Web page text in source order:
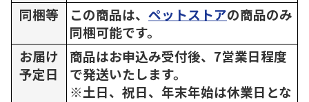
同梱等
この商品は、 ペットストアの商品のみ
同梱可能です。
お届け
予定日
商品はお申込み受付後、7営業日程度
で発送いたします。
※土日、祝日、年末年始は休業日とな